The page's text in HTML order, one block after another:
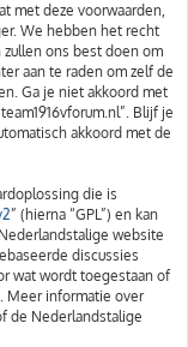
met deze voorwaarden,
We hebben het recht
ons best doen om
aan te raden om zelf de
Ga je niet akkoord met
Blijf je
akkoord met de
die is
” (hierna “GPL”) en kan
website
discussies
wat wordt toegestaan of
Meer informatie over
de Nederlandstalige